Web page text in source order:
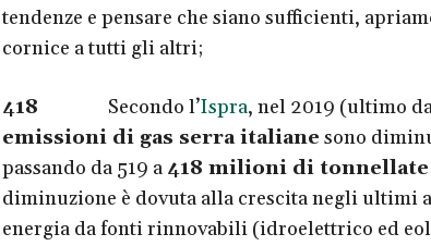
tendenze e pensare che siano sufficienti,
cornice a tutti gli altri;
418 Secondo l’Ispra, nel 2019 (ultimo
emissioni di gas serra italiane sono
passando da 519 a 418 milioni di tonnellate
diminuzione è dovuta alla crescita negli ultimi
energia da fonti rinnovabili (idroelettrico ed